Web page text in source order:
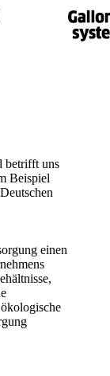
betrifft uns
Beispiel
einen